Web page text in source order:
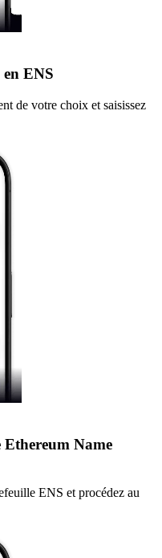
ENS
de votre choix et saisissez
Ethereum Name
ENS et procédez au